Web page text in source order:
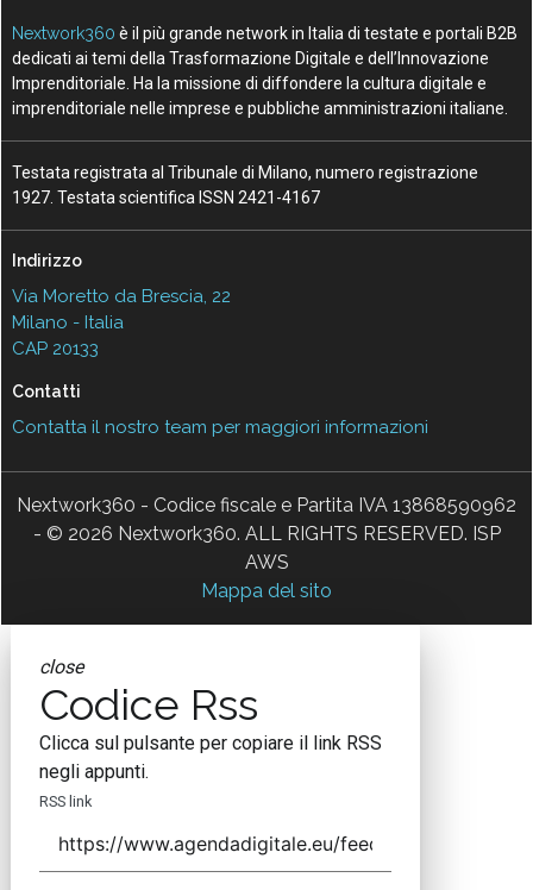
Nextwork360 è il più grande network in Italia di testate e portali B2B
dedicati ai temi della Trasformazione Digitale e dell’Innovazione
Imprenditoriale. Ha la missione di diffondere la cultura digitale e
imprenditoriale nelle imprese e pubbliche amministrazioni italiane.
Testata registrata al Tribunale di Milano, numero registrazione
1927. Testata scientifica ISSN 2421-4167
Indirizzo
Via Moretto da Brescia, 22
Milano - Italia
CAP 20133
Contatti
Contatta il nostro team per maggiori informazioni
Nextwork360 - Codice fiscale e Partita IVA 13868590962
- © 2026 Nextwork360. ALL RIGHTS RESERVED. ISP
AWS
Mappa del sito
close
Codice Rss
Clicca sul pulsante per copiare il link RSS
negli appunti.
RSS link